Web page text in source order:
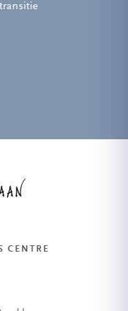
CENTRE